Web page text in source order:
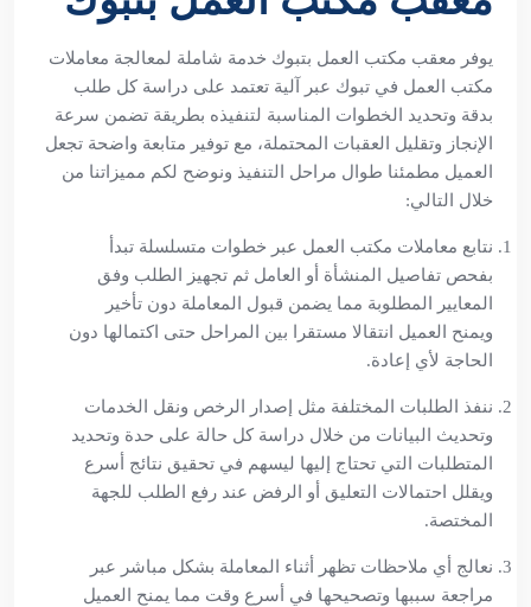
يوفر معقب مكتب العمل بتبوك خدمة شاملة لمعالجة معاملات
مكتب العمل في تبوك عبر آلية تعتمد على دراسة كل طلب
بدقة وتحديد الخطوات المناسبة لتنفيذه بطريقة تضمن سرعة
الإنجاز وتقليل العقبات المحتملة، مع توفير متابعة واضحة تجعل
العميل مطمئنا طوال مراحل التنفيذ ونوضح لكم مميزاتنا من
خلال التالي:
نتابع معاملات مكتب العمل عبر خطوات متسلسلة تبدأ
بفحص تفاصيل المنشأة أو العامل ثم تجهيز الطلب وفق
المعايير المطلوبة مما يضمن قبول المعاملة دون تأخير
ويمنح العميل انتقالا مستقرا بين المراحل حتى اكتمالها دون
الحاجة لأي إعادة.
ننفذ الطلبات المختلفة مثل إصدار الرخص ونقل الخدمات
وتحديث البيانات من خلال دراسة كل حالة على حدة وتحديد
المتطلبات التي تحتاج إليها ليسهم في تحقيق نتائج أسرع
ويقلل احتمالات التعليق أو الرفض عند رفع الطلب للجهة
المختصة.
نعالج أي ملاحظات تظهر أثناء المعاملة بشكل مباشر عبر
مراجعة سببها وتصحيحها في أسرع وقت مما يمنح العميل